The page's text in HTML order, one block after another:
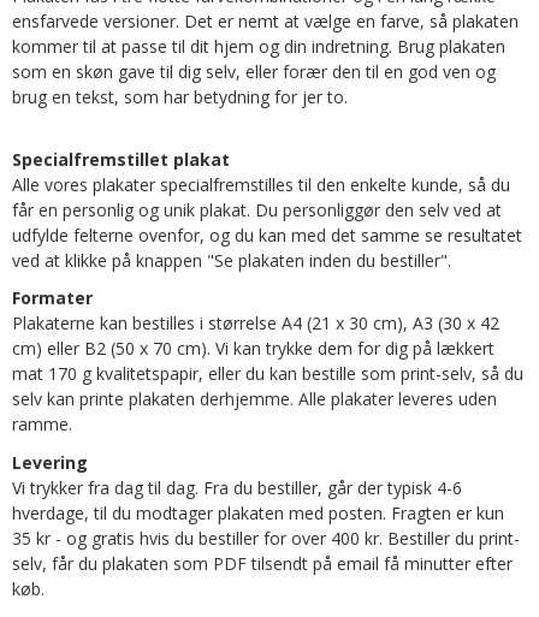
ensfarvede versioner. Det er nemt at vælge en farve, så plakaten
kommer til at passe til dit hjem og din indretning. Brug plakaten
som en skøn gave til dig selv, eller forær den til en god ven og
brug en tekst, som har betydning for jer to.
Specialfremstillet plakat
Alle vores plakater specialfremstilles til den enkelte kunde, så du
får en personlig og unik plakat. Du personliggør den selv ved at
udfylde felterne ovenfor, og du kan med det samme se resultatet
ved at klikke på knappen "Se plakaten inden du bestiller".
Formater
Plakaterne kan bestilles i størrelse A4 (21 x 30 cm), A3 (30 x 42
cm) eller B2 (50 x 70 cm). Vi kan trykke dem for dig på lækkert
mat 170 g kvalitetspapir, eller du kan bestille som print-selv, så du
selv kan printe plakaten derhjemme. Alle plakater leveres uden
ramme.
Levering
Vi trykker fra dag til dag. Fra du bestiller, går der typisk 4-6
hverdage, til du modtager plakaten med posten. Fragten er kun
35 kr - og gratis hvis du bestiller for over 400 kr. Bestiller du print-
selv, får du plakaten som PDF tilsendt på email få minutter efter
køb.